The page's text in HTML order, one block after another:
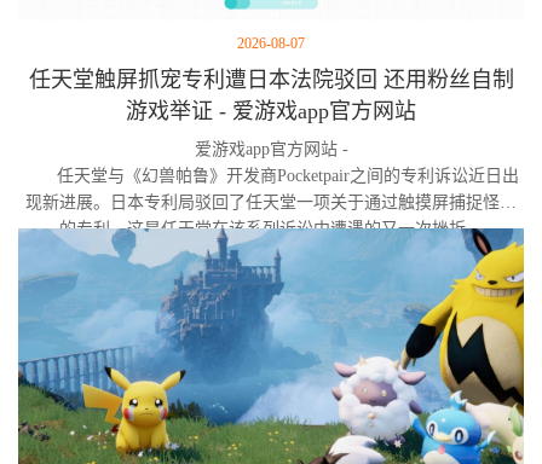
2026-08-07
任天堂触屏抓宠专利遭日本法院驳回 还用粉丝自制
游戏举证 - 爱游戏app官方网站
爱游戏app官方网站 -
任天堂与《幻兽帕鲁》开发商Pocketpair之间的专利诉讼近日出
现新进展。日本专利局驳回了任天堂一项关于通过触摸屏捕捉怪物
的专利，这是任天堂在该系列诉讼中遭遇的又一次挫折。